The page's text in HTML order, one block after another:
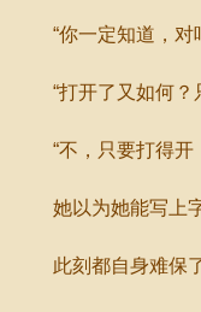
“你一定知道，对
“打开了又如何？只
“不，只要打得开，
她以为她能写上
此刻都自身难保了